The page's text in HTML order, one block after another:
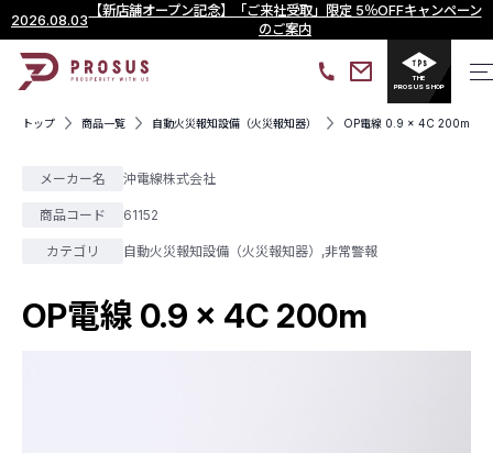
2026.08.03
【新店舗オープン記念】「ご来社受取」限定 5％OFFキャンペーン
のご案内
THE
PROSUS SHOP
トップ 商品一覧 自動火災報知設備（火災報知器） OP電線 0.9 × 4C 200m
メーカー名 沖電線株式会社
商品コード 61152
カテゴリ 自動火災報知設備（火災報知器） ,非常警報
OP電線 0.9 × 4C 200m